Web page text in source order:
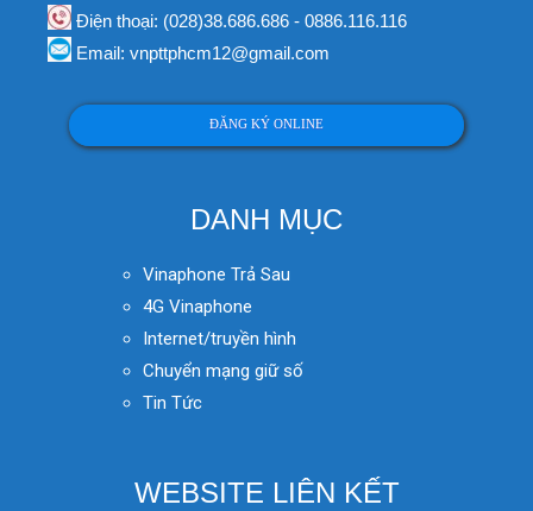
Điện thoại: (028)38.686.686 - 0886.116.116
Email: vnpttphcm12@gmail.com
ĐĂNG KÝ ONLINE
DANH MỤC
Vinaphone Trả Sau
4G Vinaphone
Internet/truyền hình
Chuyển mạng giữ số
Tin Tức
WEBSITE LIÊN KẾT